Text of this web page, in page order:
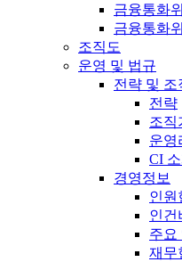
금융통화
금융통화
조직도
운영 및 법규
전략 및 조
전략
조직
운영
CI 소
경영정보
인원
인건
주요
재무